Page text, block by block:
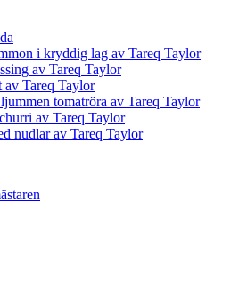
i kryddig lag av Tareq Taylor
av Tareq Taylor
av Tareq Taylor
tomatröra av Tareq Taylor
av Tareq Taylor
nudlar av Tareq Taylor